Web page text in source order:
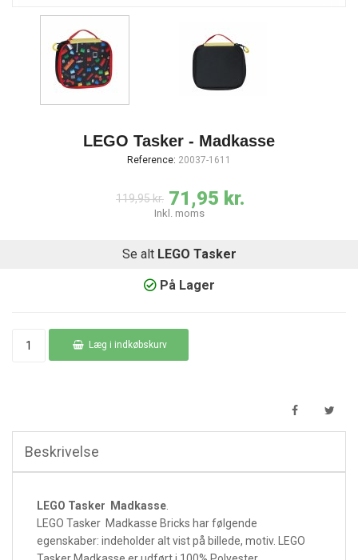
LEGO Tasker - Madkasse
Reference: 20037-1611
119,95 kr. 71,95 kr.
Inkl. moms
Se alt LEGO Tasker
På Lager
Læg i indkøbskurv
Beskrivelse
LEGO Tasker Madkasse
LEGO Tasker Madkasse Bricks har følgende
egenskaber: indeholder alt vist på billede, motiv. LEGO